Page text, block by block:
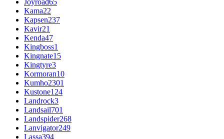
Joyroad65
Kama22
Kapsen237
Kavir21
Kenda47
Kingboss1
Kingnate15
Kingtyre3
Kormoran10
Kumho2301
Kustone124
Landrock3
Landsail701
Landspider268
Lanvigator249
Lassa394